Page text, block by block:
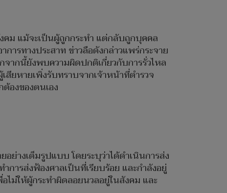
คม แม้จะเป็นผู้ถูกกระทำ แต่กลับถูกบุคคล
ารทางประสาท ข่าวลือดังกล่าวแพร่กระจาย
ากนี้ยังพบความผิดปกติเกี่ยวกับการรั่วไหล
สียหายเพิ่งรับทราบจากเจ้าหน้าที่ตำรวจ
องของตนเอง
ย่างเต็มรูปแบบ โดยระบุว่าได้ดำเนินการส่ง
ารส่งฟ้องศาลเป็นที่เรียบร้อย และกำลังอยู่
ม่ให้ผู้กระทำผิดลอยนวลอยู่ในสังคม และ